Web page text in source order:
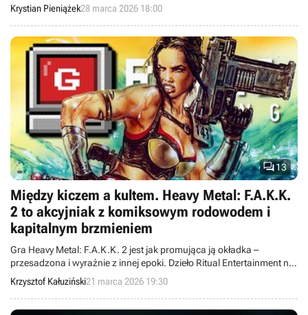
piętno na całej branży gier wideo.
Krystian Pieniążek28 marca 2026 18:00
13
Między kiczem a kultem. Heavy Metal: F.A.K.K.
2 to akcyjniak z komiksowym rodowodem i
kapitalnym brzmieniem
Gra Heavy Metal: F.A.K.K. 2 jest jak promująca ją okładka –
przesadzona i wyraźnie z innej epoki. Dzieło Ritual Entertainment nie
znało umiaru, eksponując bohaterkę oblewaną krwią wrogów przy
wtórze ciężkiej muzyki.
Krzysztof Kałuziński21 marca 2026 19:30